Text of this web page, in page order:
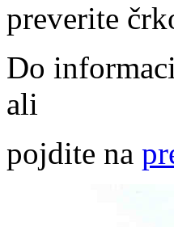
preverite
Do
ali
pojdite na